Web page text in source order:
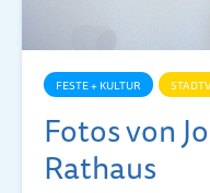
FESTE + KULTUR
Fotos von
Rathaus